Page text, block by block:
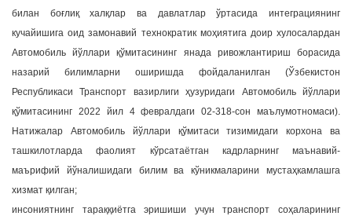
билан боғлиқ халқлар ва давлатлар ўртасида интеграциянинг
кучайишига оид замонавий технократик моҳиятига доир хулосалардан
Автомобиль йўллари қўмитасининг янада ривожлантириш борасида
назарий билимларни оширишда фойдаланилган (Ўзбекистон
Республикаси Транспорт вазирлиги ҳузуридаги Автомобиль йўллари
қўмитасининг 2022 йил 4 февралдаги 02-318-сон маълумотномаси).
Натижалар Автомобиль йўллари қўмитаси тизимидаги корхона ва
ташкилотларда фаолият кўрсатаётган кадрларнинг маънавий-
маърифий йўналишидаги билим ва кўникмаларини мустаҳкамлашга
хизмат қилган;
инсониятнинг тараққиётга эришиши учун транспорт соҳаларининг